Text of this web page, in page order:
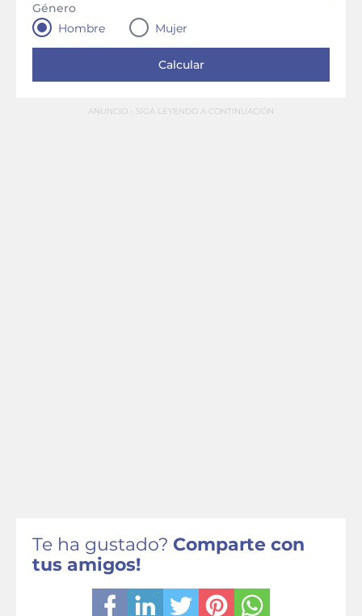
Género
Hombre
Mujer
ANUNCIO - SIGA LEYENDO A CONTINUACIÓN
Te ha gustado? Comparte con
tus amigos!